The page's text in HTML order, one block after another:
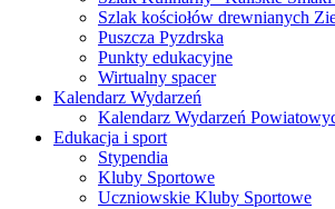
Szlak kościołów drewnianych
Puszcza Pyzdrska
Punkty edukacyjne
Wirtualny spacer
Kalendarz Wydarzeń
Kalendarz Wydarzeń
Edukacja i sport
Stypendia
Kluby Sportowe
Uczniowskie Kluby Sportowe